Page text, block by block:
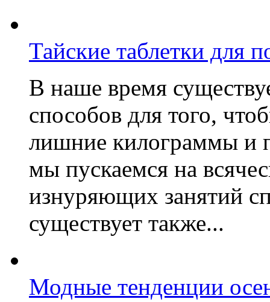
Тайские таблетки для
В наше время
способов для того,
лишние килограммы и
мы пускаемся на
изнуряющих занятий
существует также...
Модные тенденции